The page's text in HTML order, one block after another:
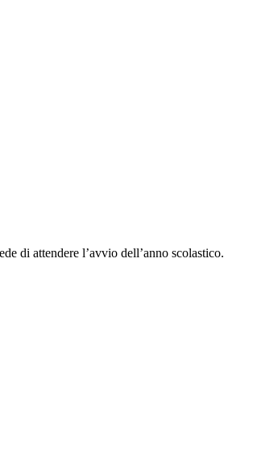
di attendere l’avvio dell’anno scolastico.